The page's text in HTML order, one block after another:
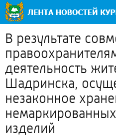
В результате
деятельность
Шадринска,
незаконное
изделий